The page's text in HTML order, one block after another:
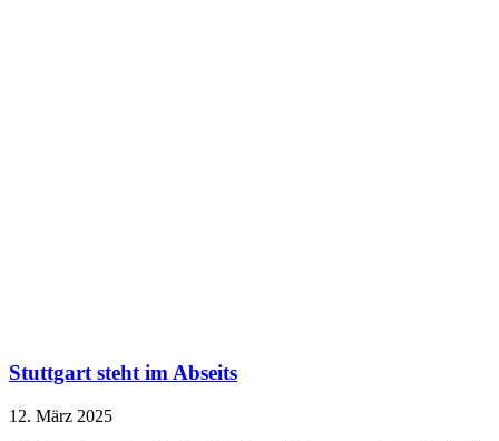
Stuttgart steht im Abseits
12. März 2025